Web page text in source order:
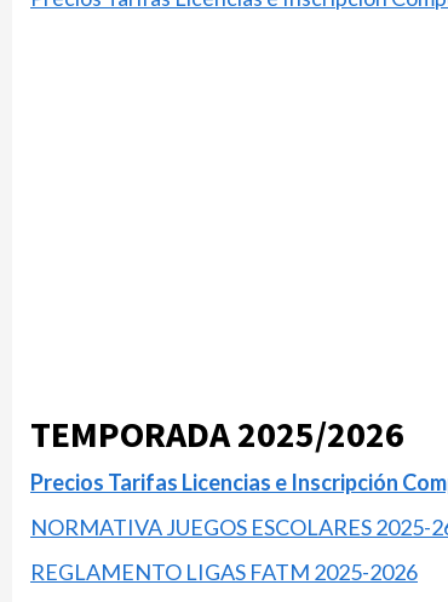
TEMPORADA 2025/2026
Precios Tarifas Licencias e Inscripción
NORMATIVA JUEGOS ESCOLARES 2025-
REGLAMENTO LIGAS FATM 2025-2026